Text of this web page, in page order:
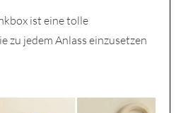
ist eine tolle
zu jedem Anlass einzusetzen